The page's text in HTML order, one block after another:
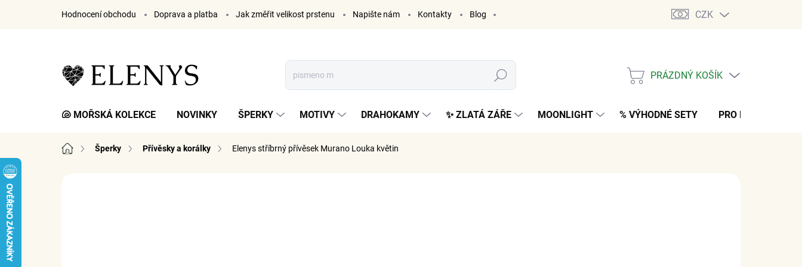
Hodnocení obchodu Doprava a platba Jak změřit velikost prstenu Napište nám Kontakty Blog CZK
Hledat
NÁKUPNÍ
PRÁZDNÝ KOŠÍK
🐚 MOŘSKÁ KOLEKCE NOVINKY ŠPERKY MOTIVY DRAHOKAMY ✨ ZLATÁ ZÁŘE MOONLIGHT % VÝHODNÉ SETY PRO MUŽE
Domů Šperky Přívěsky a korálky Elenys stříbrný přívěsek Murano Louka květin